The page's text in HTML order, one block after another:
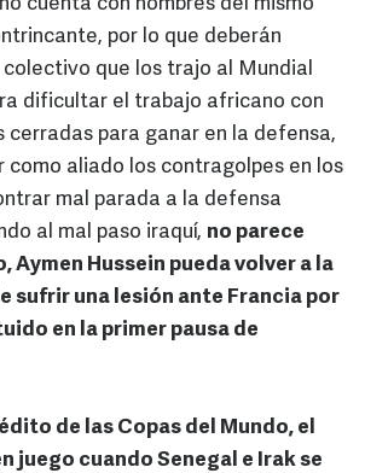
no cuenta con nombres del mismo
por lo que deberán
que los trajo al Mundial
dificultar el trabajo africano con
cerradas para ganar en la defensa,
como aliado los contragolpes en los
mal parada a la defensa
al mal paso iraquí, no parece
Aymen Hussein pueda volver a la
sufrir una lesión ante Francia por
en la primer pausa de
de las Copas del Mundo, el
juego cuando Senegal e Irak se